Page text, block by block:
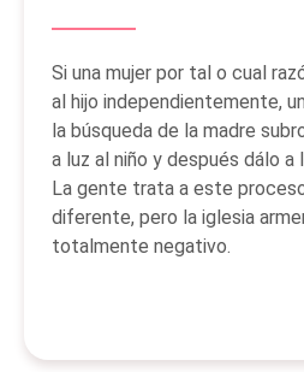
Si una mujer por tal o cual
al hijo independientemente,
la búsqueda de la madre
a luz al niño y después dálo
La gente trata a este
diferente, pero la iglesia
totalmente negativo.